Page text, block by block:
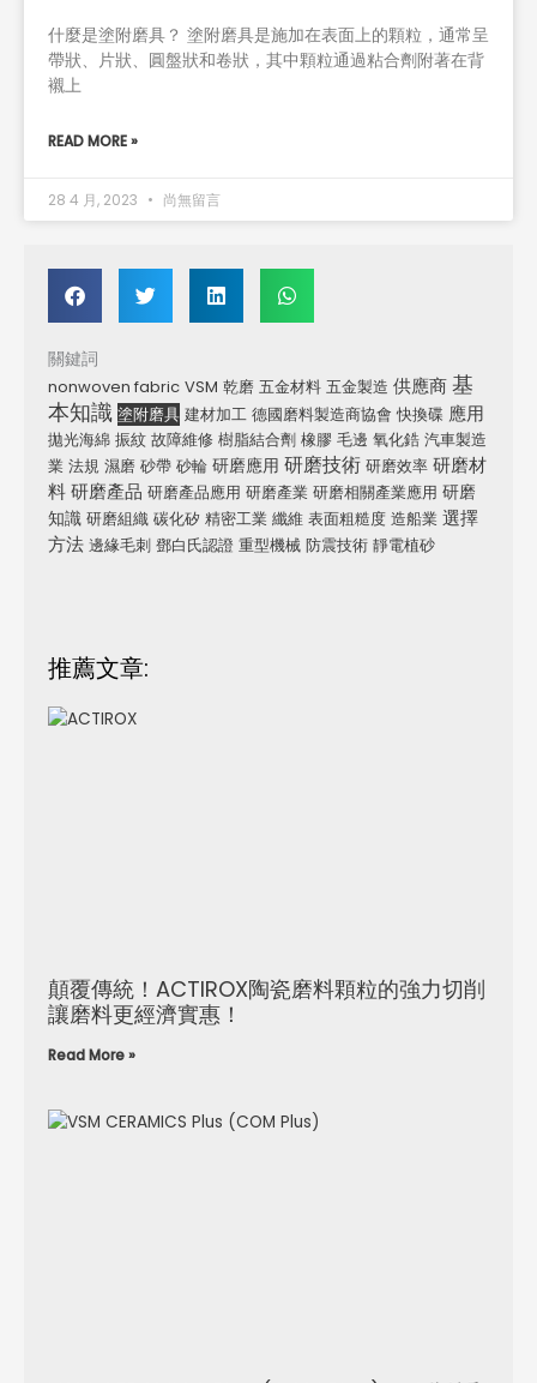
什麼是塗附磨具？ 塗附磨具是施加在表面上的顆粒，通常呈
帶狀、片狀、圓盤狀和卷狀，其中顆粒通過粘合劑附著在背
襯上
READ MORE »
28 4 月, 2023 尚無留言
關鍵詞
nonwoven fabric VSM 乾磨 五金材料 五金製造 供應商 基
本知識 塗附磨具 建材加工 德國磨料製造商協會 快換碟 應用
拋光海綿 振紋 故障維修 樹脂結合劑 橡膠 毛邊 氧化鋯 汽車製造
業 法規 濕磨 砂帶 砂輪 研磨應用 研磨技術 研磨效率 研磨材
料 研磨產品 研磨產品應用 研磨產業 研磨相關產業應用 研磨
知識 研磨組織 碳化矽 精密工業 纖維 表面粗糙度 造船業 選擇
方法 邊緣毛刺 鄧白氏認證 重型機械 防震技術 靜電植砂
推薦文章:
顛覆傳統！ACTIROX陶瓷磨料顆粒的強力切削
讓磨料更經濟實惠！
Read More »